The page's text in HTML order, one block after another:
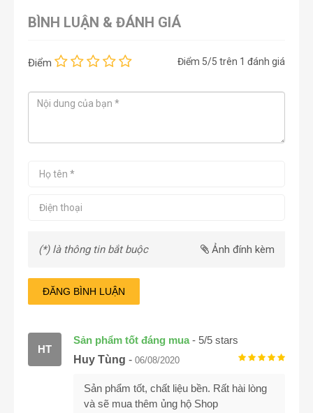
BÌNH LUẬN & ĐÁNH GIÁ
Điểm Điểm 5/5 trên 1 đánh giá
(*) là thông tin bắt buộc Ảnh đính kèm
ĐĂNG BÌNH LUẬN
Sản phẩm tốt đáng mua- 5/5 stars
HT
Huy Tùng - 06/08/2020
Sản phẩm tốt, chất liệu bền. Rất hài lòng
và sẽ mua thêm ủng hộ Shop